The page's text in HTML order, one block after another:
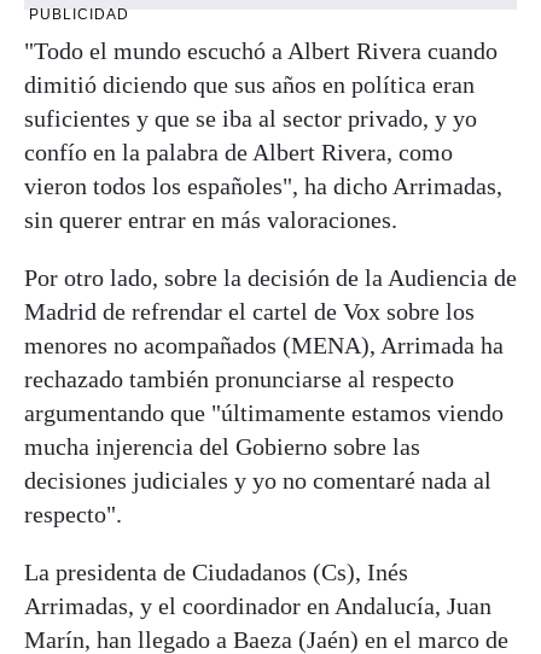
PUBLICIDAD
"Todo el mundo escuchó a Albert Rivera cuando
dimitió diciendo que sus años en política eran
suficientes y que se iba al sector privado, y yo
confío en la palabra de Albert Rivera, como
vieron todos los españoles", ha dicho Arrimadas,
sin querer entrar en más valoraciones.
Por otro lado, sobre la decisión de la Audiencia de
Madrid de refrendar el cartel de Vox sobre los
menores no acompañados (MENA), Arrimada ha
rechazado también pronunciarse al respecto
argumentando que "últimamente estamos viendo
mucha injerencia del Gobierno sobre las
decisiones judiciales y yo no comentaré nada al
respecto".
La presidenta de Ciudadanos (Cs), Inés
Arrimadas, y el coordinador en Andalucía, Juan
Marín, han llegado a Baeza (Jaén) en el marco de